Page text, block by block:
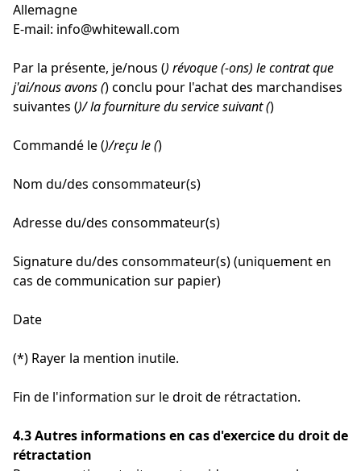
Allemagne
E-mail: info@whitewall.com
Par la présente, je/nous () révoque (-ons) le contrat que
j'ai/nous avons () conclu pour l'achat des marchandises
suivantes ()/ la fourniture du service suivant ()
Commandé le ()/reçu le ()
Nom du/des consommateur(s)
Adresse du/des consommateur(s)
Signature du/des consommateur(s) (uniquement en
cas de communication sur papier)
Date
(*) Rayer la mention inutile.
Fin de l'information sur le droit de rétractation.
4.3 Autres informations en cas d'exercice du droit de
rétractation